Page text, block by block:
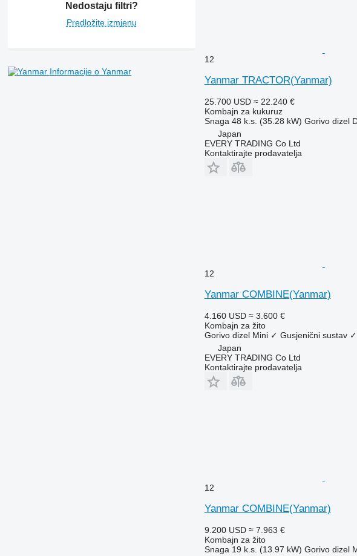
Nedostaju filtri?
Predložite izmjenu
Informacije o Yanmar
12
Yanmar TRACTOR(Yanmar)
25.700 USD ≈ 22.240 €
Kombajn za kukuruz
Snaga 48 k.s. (35.28 kW) Gorivo dizel
Japan
EVERY TRADING Co Ltd
Kontaktirajte prodavatelja
12
Yanmar COMBINE(Yanmar)
4.160 USD ≈ 3.600 €
Kombajn za žito
Gorivo dizel Mini ✓ Gusjenični sustav ✓
Japan
EVERY TRADING Co Ltd
Kontaktirajte prodavatelja
12
Yanmar COMBINE(Yanmar)
9.200 USD ≈ 7.963 €
Kombajn za žito
Snaga 19 k.s. (13.97 kW) Gorivo dizel